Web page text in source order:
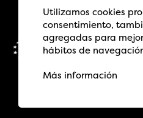
Utilizamos cookies
consentimiento,
agregadas para
hábitos de
Más información